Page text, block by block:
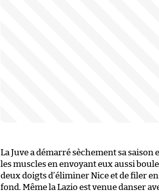
La Juve a démarré sèchement sa
les muscles en envoyant eux aussi
deux doigts d’éliminer Nice et de filer
fond. Même la Lazio est venue danser